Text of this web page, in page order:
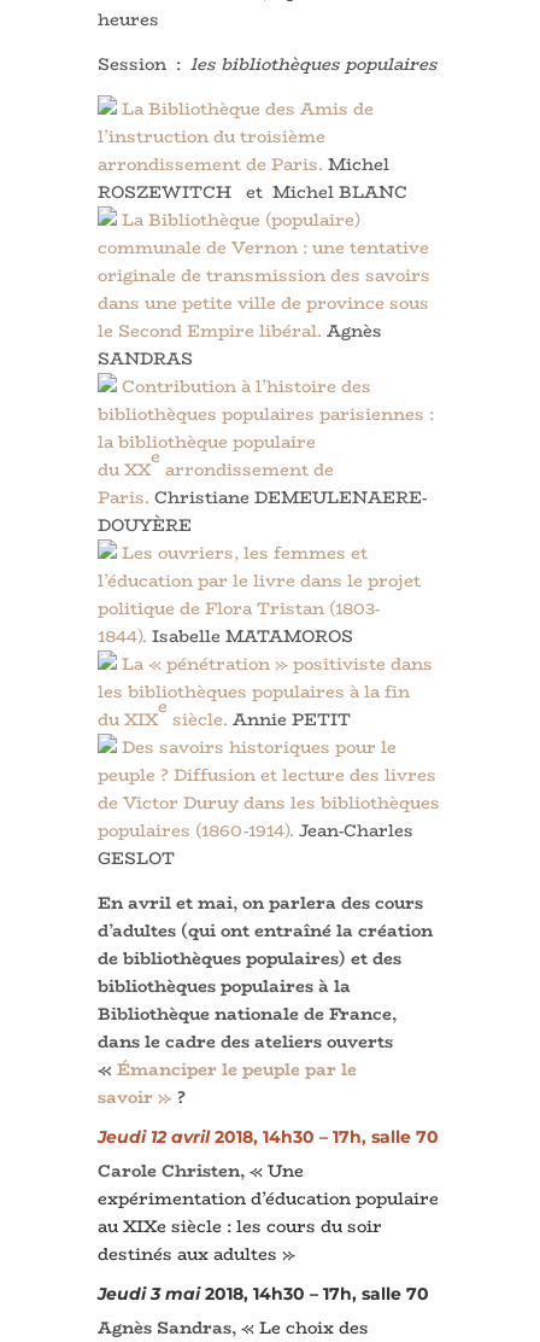
heures
Session : les bibliothèques populaires
La Bibliothèque des Amis de
l’instruction du troisième
arrondissement de Paris. Michel
ROSZEWITCH et Michel BLANC
La Bibliothèque (populaire)
communale de Vernon : une tentative
originale de transmission des savoirs
dans une petite ville de province sous
le Second Empire libéral. Agnès
SANDRAS
Contribution à l’histoire des
bibliothèques populaires parisiennes :
la bibliothèque populaire
duXX
e
arrondissement de
Paris. Christiane DEMEULENAERE-
DOUYÈRE
Les ouvriers, les femmes et
l’éducation par le livre dans le projet
politique de Flora Tristan (1803-
1844). Isabelle MATAMOROS
La « pénétration » positiviste dans
les bibliothèques populaires à la fin
duXIX
e
siècle. Annie PETIT
Des savoirs historiques pour le
peuple ? Diffusion et lecture des livres
de Victor Duruy dans les bibliothèques
populaires (1860-1914). Jean-Charles
GESLOT
En avril et mai, on parlera des cours
d’adultes (qui ont entraîné la création
de bibliothèques populaires) et des
bibliothèques populaires à la
Bibliothèque nationale de France,
dans le cadre des ateliers ouverts
« Émanciper le peuple par le
savoir » ?
Jeudi 12 avril 2018, 14h30 – 17h, salle 70
Carole Christen,« Une
expérimentation d’éducation populaire
au XIXe siècle : les cours du soir
destinés aux adultes »
Jeudi 3 mai2018, 14h30 – 17h, salle 70
Agnès Sandras,« Le choix des